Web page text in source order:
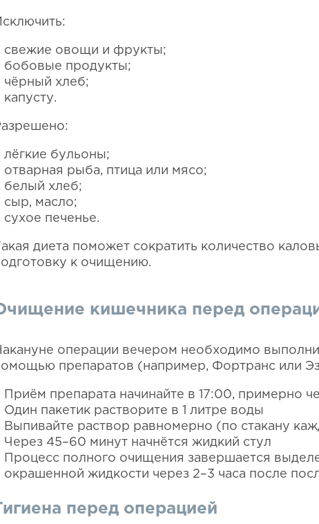
свежие овощи и фрукты;
бобовые продукты;
чёрный хлеб;
капусту.
лёгкие бульоны;
отварная рыба, птица или мясо;
белый хлеб;
сыр, масло;
сухое печенье.
диета поможет сократить количество
к очищению.
кишечника перед
операции вечером необходимо
препаратов (например, Фортранс или
Приём препарата начинайте в 17:00, примерно
Один пакетик растворите в 1 литре воды
Выпивайте раствор равномерно (по стакану
Через 45–60 минут начнётся жидкий стул
Процесс полного очищения завершается
окрашенной жидкости через 2–3 часа после
перед операцией